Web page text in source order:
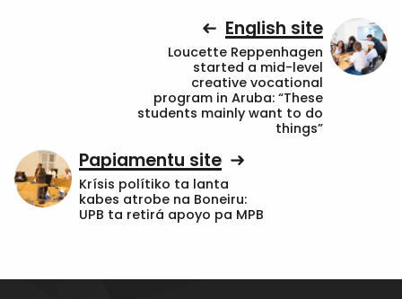
English site
Loucette Reppenhagen
started a mid-level
creative vocational
program in Aruba: “These
students mainly want to do
things”
Papiamentu site
Krísis polítiko ta lanta
kabes atrobe na Boneiru:
UPB ta retirá apoyo pa MPB